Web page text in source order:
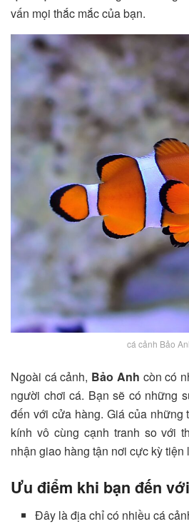
vấn mọi thắc mắc của bạn.
cá cảnh Bảo
Ngoài cá cảnh, Bảo Anh còn có
người chơi cá. Bạn sẽ có những
đến với cửa hàng. Giá của những
kính vô cùng cạnh tranh so với
nhận giao hàng tận nơi cực kỳ tiện
Ưu điểm khi bạn đến
Đây là địa chỉ có nhiều cá